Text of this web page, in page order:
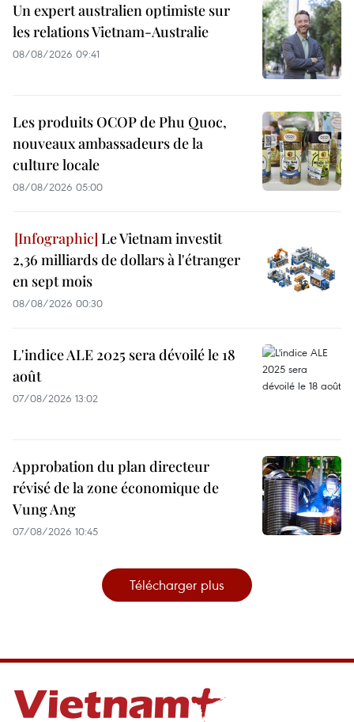
Un expert australien optimiste sur
les relations Vietnam-Australie
08/08/2026 09:41
Les produits OCOP de Phu Quoc,
nouveaux ambassadeurs de la
culture locale
08/08/2026 05:00
Le Vietnam investit
2,36 milliards de dollars à l'étranger
en sept mois
08/08/2026 00:30
L'indice ALE 2025 sera dévoilé le 18
août
07/08/2026 13:02
Approbation du plan directeur
révisé de la zone économique de
Vung Ang
07/08/2026 10:45
Télécharger plus